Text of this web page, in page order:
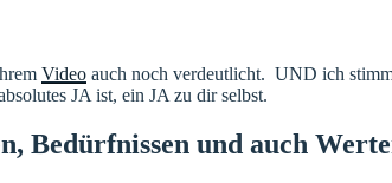
Video auch noch verdeutlicht. UND ich
JA ist, ein JA zu dir selbst.
Bedürfnissen und auch